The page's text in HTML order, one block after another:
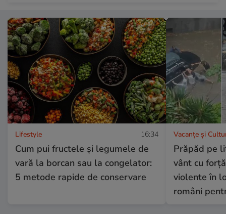
Lifestyle 16:34
Cum pui fructele și legumele de
vară la borcan sau la congelator:
5 metode rapide de conservare
Vacanțe și
Prăpăd pe
vânt cu
violente în
români